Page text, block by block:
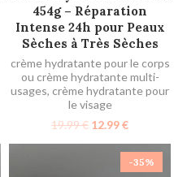
454g – Réparation
Intense 24h pour Peaux
Sèches à Très Sèches
crème hydratante pour le corps
ou crème hydratante multi-
usages, crème hydratante pour
le visage
19.99€ 12.99€
-35%